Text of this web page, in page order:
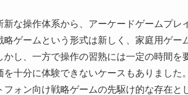
な操作体系から、アーケードゲームプレ
ゲームという形式は新しく、家庭用ゲー
かし、一方で操作の習熟には一定の時間を
を十分に体験できないケースもありました
フォン向け戦略ゲームの先駆け的な存在と